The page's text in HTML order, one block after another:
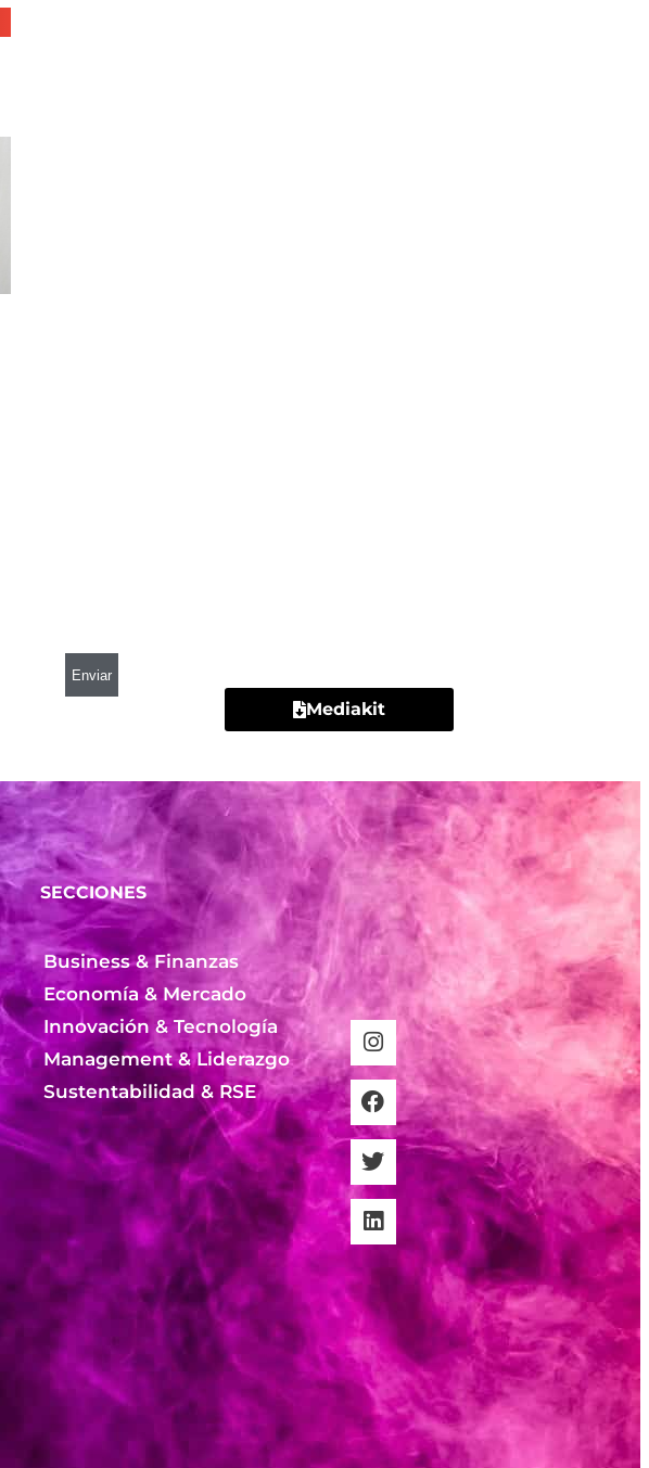
Mediakit
SECCIONES
Business & Finanzas
Economía & Mercado
Innovación & Tecnología
Management & Liderazgo
Sustentabilidad & RSE